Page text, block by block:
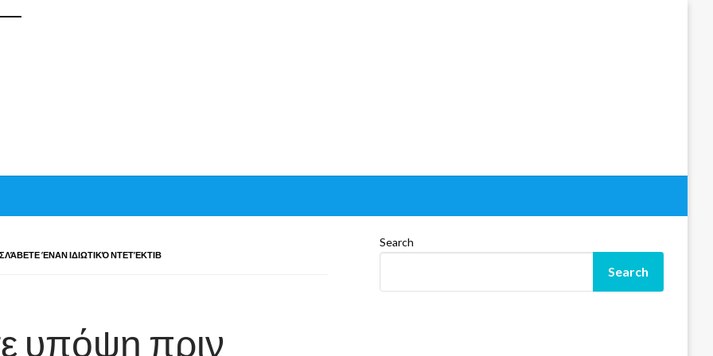
ΈΝΑΝ ΙΔΙΩΤΙΚΌ ΝΤΕΤΈΚΤΙΒ
υπόψη πριν
Search
Search